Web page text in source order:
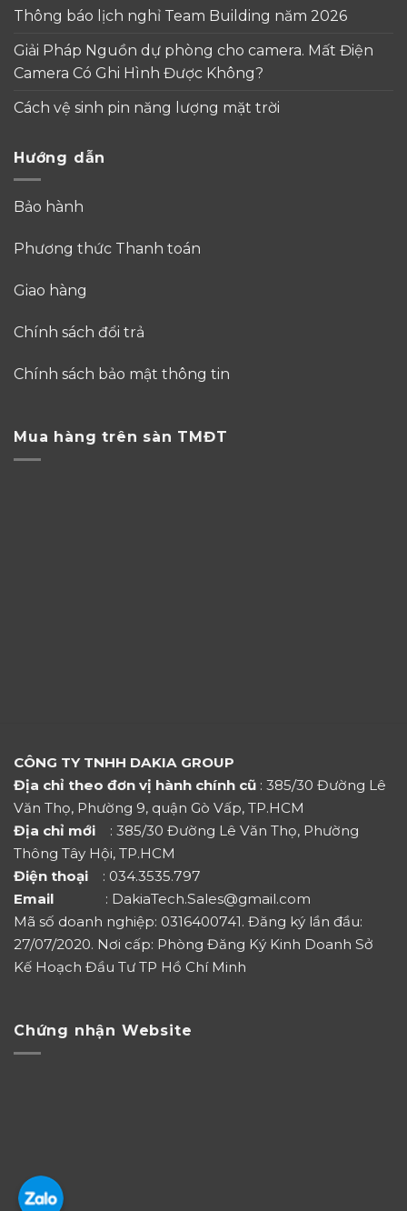
Thông báo lịch nghỉ Team Building năm 2026
Giải Pháp Nguồn dự phòng cho camera. Mất Điện
Camera Có Ghi Hình Được Không?
Cách vệ sinh pin năng lượng mặt trời
Hướng dẫn
Bảo hành
Phương thức Thanh toán
Giao hàng
Chính sách đổi trả
Chính sách bảo mật thông tin
Mua hàng trên sàn TMĐT
CÔNG TY TNHH DAKIA GROUP
Địa chỉ theo đơn vị hành chính cũ : 385/30 Đường Lê
Văn Thọ, Phường 9, quận Gò Vấp, TP.HCM
Địa chỉ mới
: 385/30 Đường Lê Văn Thọ, Phường
Thông Tây Hội, TP.HCM
Điện thoại : 034.3535.797
Email : DakiaTech.Sales@gmail.com
Mã số doanh nghiệp: 0316400741. Đăng ký lần đầu:
27/07/2020. Nơi cấp: Phòng Đăng Ký Kinh Doanh Sở
Kế Hoạch Đầu Tư TP Hồ Chí Minh
Chứng nhận Website